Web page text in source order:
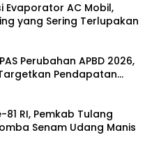
Evaporator AC Mobil,
yang Sering Terlupakan
Perubahan APBD 2026,
Pendapatan
81 RI, Pemkab Tulang
Senam Udang Manis